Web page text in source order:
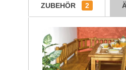
ZUBEHÖR 2